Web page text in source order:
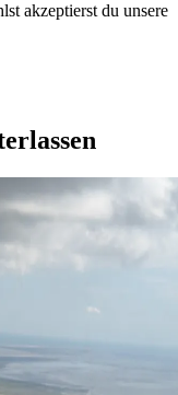
akzeptierst du unsere